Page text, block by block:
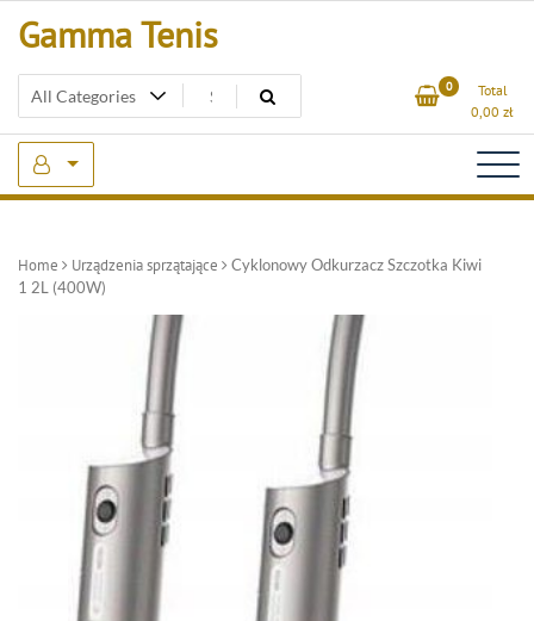
Gamma Tenis
0
Total
0,00 zł
Home Urządzenia sprzątające
Cyklonowy Odkurzacz Szczotka Kiwi
1 2L (400W)